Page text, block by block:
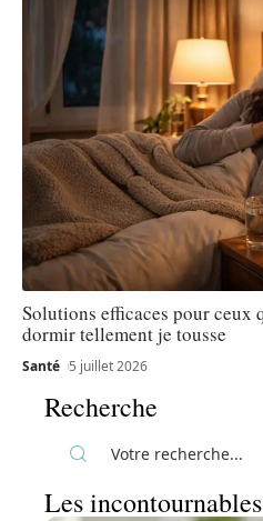
Solutions efficaces pour ceux
dormir tellement je tousse
Santé 5 juillet 2026
Recherche
Les incontournables